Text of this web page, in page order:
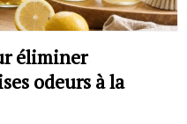
éliminer
odeurs à la